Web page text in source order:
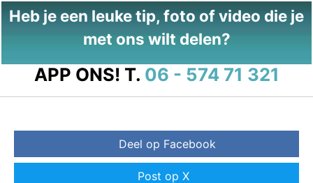
Heb je een leuke tip, foto of video die je
met ons wilt delen?
APP ONS! T. 06 - 574 71 321
Deel op Facebook
Post op X